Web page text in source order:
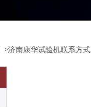
>济南康华试验机联系方式